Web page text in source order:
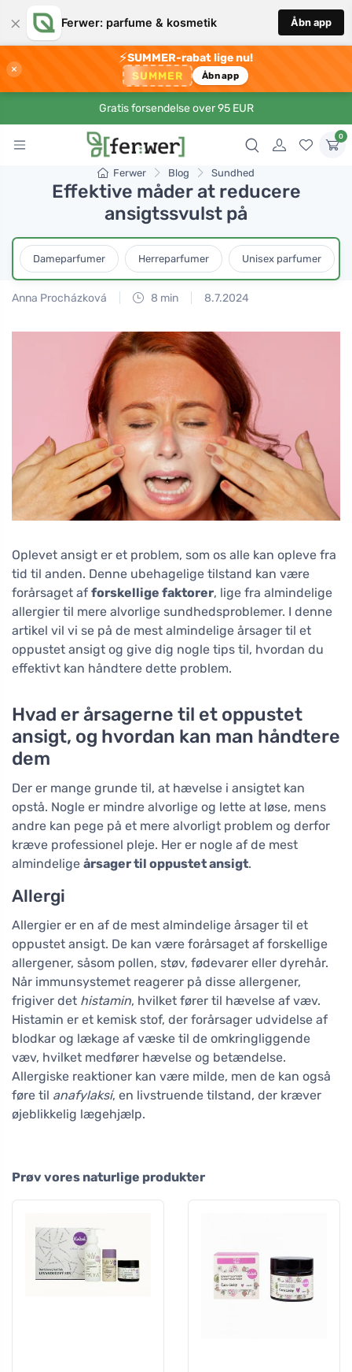
× Ferwer: parfume & kosmetik Åbn app
×
⚡SUMMER-rabat lige nu!
SUMMER Åbn app
Gratis forsendelse over 95 EUR
0
Ferwer Blog Sundhed
Effektive måder at reducere
ansigtssvulst på
Dameparfumer Herreparfumer Unisex parfumer
Anna Procházková 8 min 8.7.2024
Oplevet ansigt er et problem, som os alle kan opleve fra
tid til anden. Denne ubehagelige tilstand kan være
forårsaget af forskellige faktorer, lige fra almindelige
allergier til mere alvorlige sundhedsproblemer. I denne
artikel vil vi se på de mest almindelige årsager til et
oppustet ansigt og give dig nogle tips til, hvordan du
effektivt kan håndtere dette problem.
Hvad er årsagerne til et oppustet
ansigt, og hvordan kan man håndtere
dem
Der er mange grunde til, at hævelse i ansigtet kan
opstå. Nogle er mindre alvorlige og lette at løse, mens
andre kan pege på et mere alvorligt problem og derfor
kræve professionel pleje. Her er nogle af de mest
almindelige årsager til oppustet ansigt.
Allergi
Allergier er en af de mest almindelige årsager til et
oppustet ansigt. De kan være forårsaget af forskellige
allergener, såsom pollen, støv, fødevarer eller dyrehår.
Når immunsystemet reagerer på disse allergener,
frigiver det histamin, hvilket fører til hævelse af væv.
Histamin er et kemisk stof, der forårsager udvidelse af
blodkar og lækage af væske til de omkringliggende
væv, hvilket medfører hævelse og betændelse.
Allergiske reaktioner kan være milde, men de kan også
føre til anafylaksi, en livstruende tilstand, der kræver
øjeblikkelig lægehjælp.
Prøv vores naturlige produkter